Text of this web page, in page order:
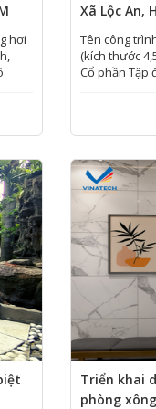
hơi
Xã Lộc An,
Tên công
(kích thước
Cổ phần Tập
Triển khai
phòng